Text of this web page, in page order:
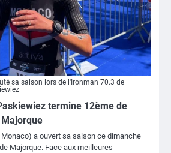
sa saison lors de l'Ironman 70.3 de
termine 12ème de
Majorque
a ouvert sa saison ce dimanche
Majorque. Face aux meilleures